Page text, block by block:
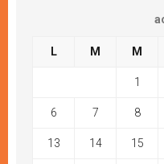
L M M
1
6 7 8
13 14 15